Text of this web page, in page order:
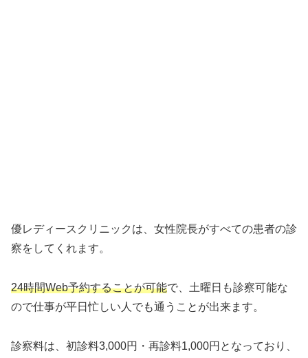
優レディースクリニックは、女性院長がすべての患者の診
察をしてくれます。
24時間Web予約することが可能で、土曜日も診察可能な
ので仕事が平日忙しい人でも通うことが出来ます。
診察料は、初診料3,000円・再診料1,000円となっており、